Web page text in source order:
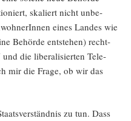
ska­liert nicht unbe­
eines Lan­des wie
Behör­de ent­ste­hen) recht­
die libe­ra­li­sier­ten Tele­
mir die Fra­ge, ob wir das
zu tun. Dass